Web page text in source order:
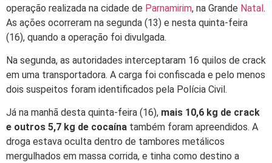
operação realizada na cidade de Parnamirim, na Grande Natal.
As ações ocorreram na segunda (13) e nesta quinta-feira
(16), quando a operação foi divulgada.
Na segunda, as autoridades interceptaram 16 quilos de crack
em uma transportadora. A carga foi confiscada e pelo menos
dois suspeitos foram identificados pela Polícia Civil.
Já na manhã desta quinta-feira (16), mais 10,6 kg de crack
e outros 5,7 kg de cocaína também foram apreendidos. A
droga estava oculta dentro de tambores metálicos
mergulhados em massa corrida, e tinha como destino a